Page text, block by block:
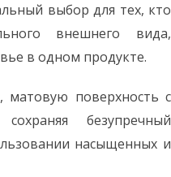
выбор для тех, кто
внешнего вида,
в одном продукте.
матовую поверхность с
безупречный
насыщенных и